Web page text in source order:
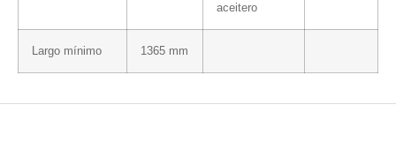
aceitero
Largo mínimo 1365 mm